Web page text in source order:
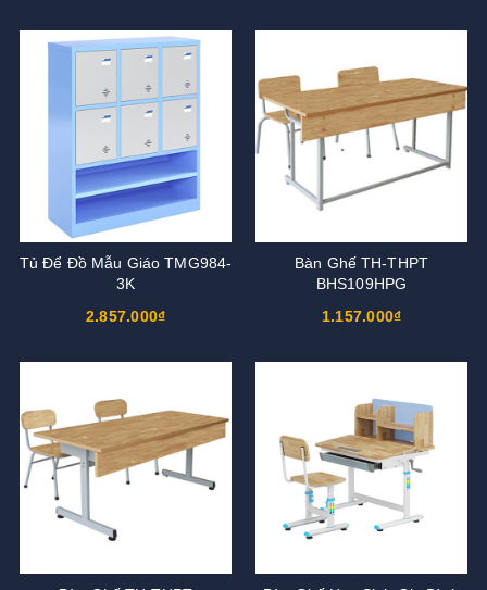
Tủ Để Đồ Mẫu Giáo TMG984-
3K
2.857.000₫
Bàn Ghế TH-THPT
BHS109HPG
1.157.000₫